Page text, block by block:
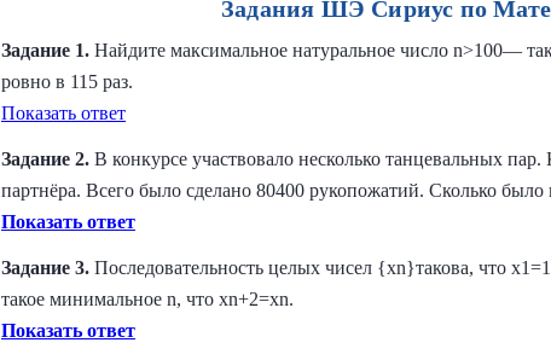
Задания ШЭ Сириус по
Задание 1. Найдите максимальное натуральное число n>100—
ровно в 115 раз.
Показать ответ
Задание 2. В конкурсе участвовало несколько танцевальных
партнёра. Всего было сделано 80400 рукопожатий. Сколько было
Показать ответ
Задание 3. Последовательность целых чисел {xn}такова, что
такое минимальное n, что xn+2=xn.
Показать ответ